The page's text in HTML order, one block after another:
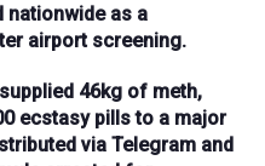
nationwideas a
airport screening.
supplied 46kg of meth,
ecstasy pillsto a major
via Telegram and